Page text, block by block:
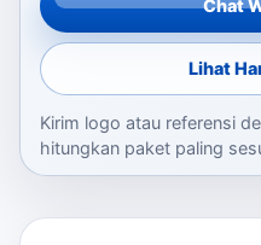
Chat
Lihat
Kirim logo atau referensi
hitungkan paket paling